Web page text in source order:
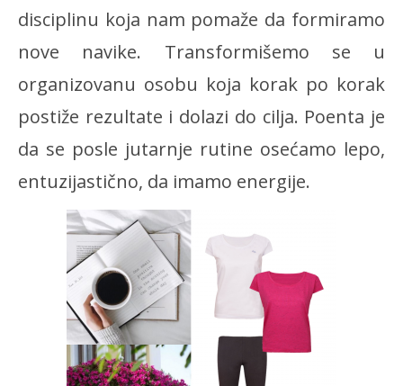
disciplinu koja nam pomaže da formiramo
nove navike. Transformišemo se u
organizovanu osobu koja korak po korak
postiže rezultate i dolazi do cilja. Poenta je
da se posle jutarnje rutine osećamo lepo,
entuzijastično, da imamo energije.